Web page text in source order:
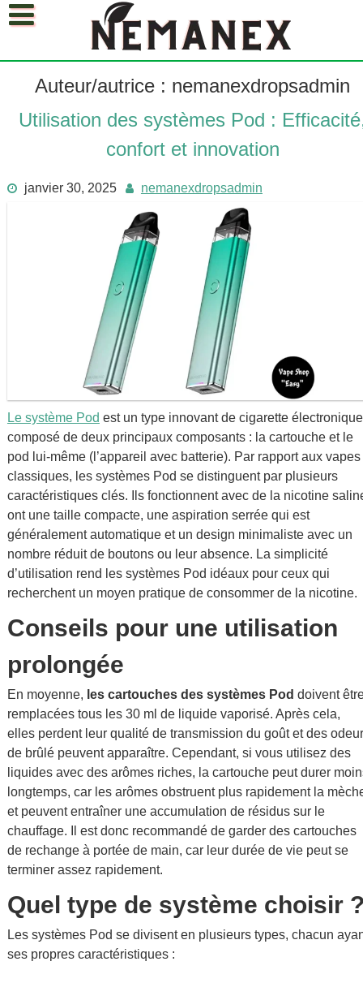
Skip
to
Nemanex Avis
Questions fréquemment posées
български
Magyar
Slovenčina
Ελληνικά
Slovenščina
Auteur/autrice : nemanexdropsadmin
Utilisation des systèmes Pod :
confort et innovation
janvier 30, 2025 nemanexdropsadmin
Le système Pod est un type innovant de cigarette électronique
composé de deux principaux composants : la cartouche et le
pod lui-même (l’appareil avec batterie). Par rapport aux vapes
classiques, les systèmes Pod se distinguent par plusieurs
caractéristiques clés. Ils fonctionnent avec de la nicotine
ont une taille compacte, une aspiration serrée qui est
généralement automatique et un design minimaliste avec un
nombre réduit de boutons ou leur absence. La simplicité
d’utilisation rend les systèmes Pod idéaux pour ceux qui
recherchent un moyen pratique de consommer de la nicotine.
Conseils pour une utilisation
prolongée
En moyenne, les cartouches des systèmes Pod doivent
remplacées tous les 30 ml de liquide vaporisé. Après cela,
elles perdent leur qualité de transmission du goût et des
de brûlé peuvent apparaître. Cependant, si vous utilisez des
liquides avec des arômes riches, la cartouche peut durer
longtemps, car les arômes obstruent plus rapidement la
et peuvent entraîner une accumulation de résidus sur le
chauffage. Il est donc recommandé de garder des cartouches
de rechange à portée de main, car leur durée de vie peut se
terminer assez rapidement.
Quel type de système choisir
Les systèmes Pod se divisent en plusieurs types, chacun
ses propres caractéristiques :